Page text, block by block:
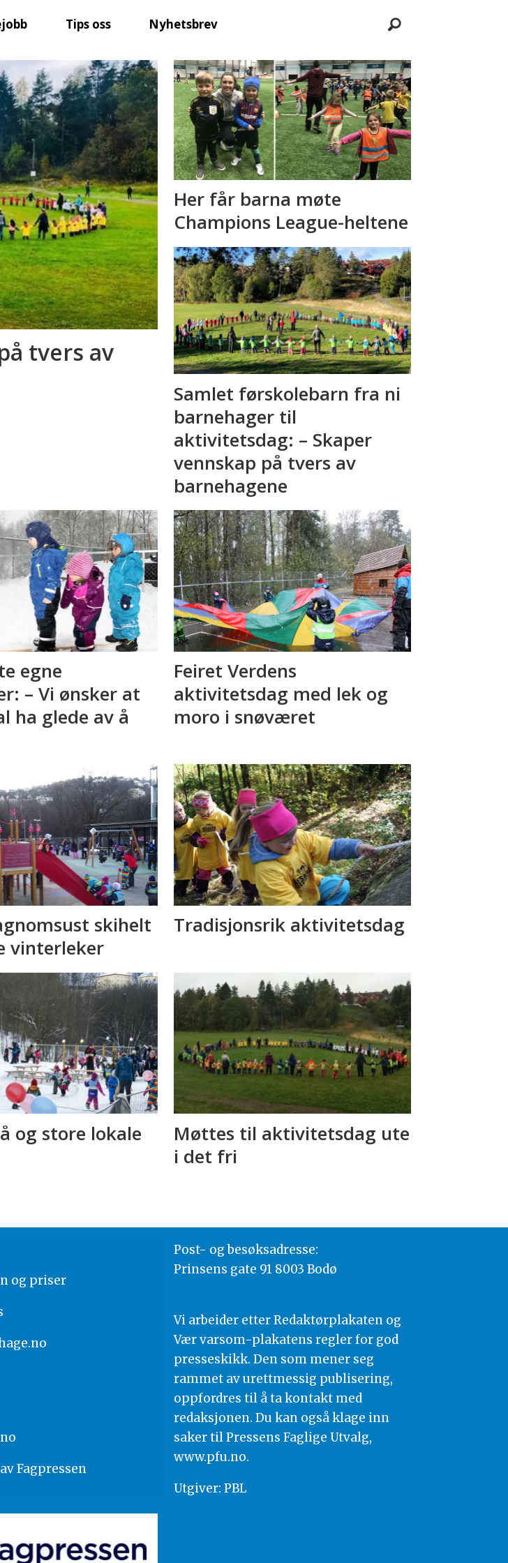
Tips oss Nyhetsbrev
tvers av
Her får barna møte
Champions League-heltene
Samlet førskolebarn fra ni
barnehager til
aktivitetsdag: – Skaper
vennskap på tvers av
barnehagene
egne
– Vi ønsker at
ha glede av å
Feiret Verdens
aktivitetsdag med lek og
moro i snøværet
skihelt
vinterleker
Tradisjonsrik aktivitetsdag
og store lokale
Møttes til aktivitetsdag ute
i det fri
og priser
Fagpressen
Post- og besøksadresse:
Prinsens gate 91 8003 Bodø
Vi arbeider etter Redaktørplakaten og
Vær varsom-plakatens regler for god
presseskikk. Den som mener seg
rammet av urettmessig publisering,
oppfordres til å ta kontakt med
redaksjonen. Du kan også klage inn
saker til Pressens Faglige Utvalg,
www.pfu.no.
Utgiver: PBL